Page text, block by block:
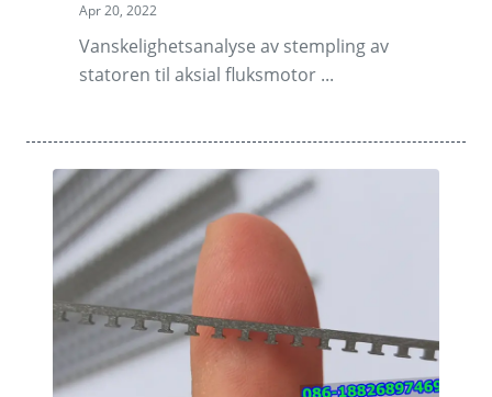
Apr 20, 2022
Vanskelighetsanalyse av stempling av
statoren til aksial fluksmotor ...